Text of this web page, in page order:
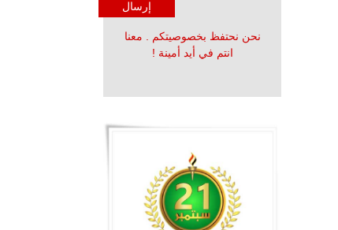
نحن نحتفظ بخصوصيتكم . معنا
انتم في أيد أمينة !